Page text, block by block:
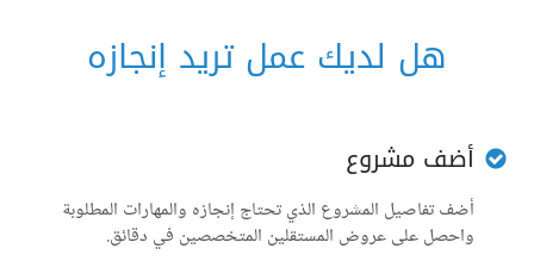
هل لديك عمل تريد إنجازه
أضف مشروع
أضف تفاصيل المشروع الذي تحتاج إنجازه والمهارات المطلوبة
واحصل على عروض المستقلين المتخصصين في دقائق.